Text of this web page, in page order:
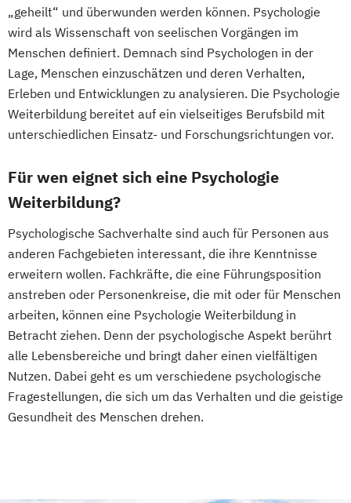
„geheilt“ und überwunden werden können. Psychologie
wird als Wissenschaft von seelischen Vorgängen im
Menschen definiert. Demnach sind Psychologen in der
Lage, Menschen einzuschätzen und deren Verhalten,
Erleben und Entwicklungen zu analysieren. Die Psychologie
Weiterbildung bereitet auf ein vielseitiges Berufsbild mit
unterschiedlichen Einsatz- und Forschungsrichtungen vor.
Für wen eignet sich eine Psychologie
Weiterbildung?
Psychologische Sachverhalte sind auch für Personen aus
anderen Fachgebieten interessant, die ihre Kenntnisse
erweitern wollen. Fachkräfte, die eine Führungsposition
anstreben oder Personenkreise, die mit oder für Menschen
arbeiten, können eine Psychologie Weiterbildung in
Betracht ziehen. Denn der psychologische Aspekt berührt
alle Lebensbereiche und bringt daher einen vielfältigen
Nutzen. Dabei geht es um verschiedene psychologische
Fragestellungen, die sich um das Verhalten und die geistige
Gesundheit des Menschen drehen.